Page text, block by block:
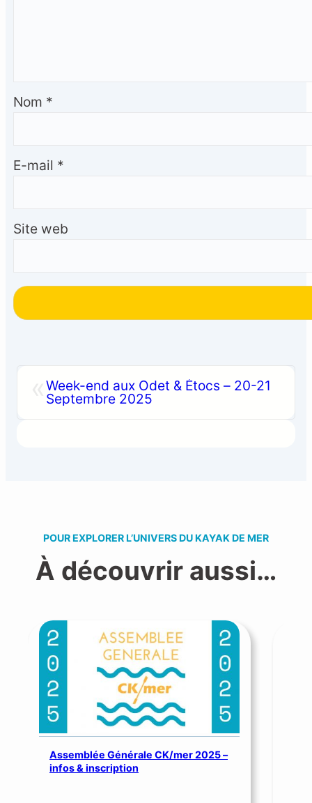
Nom *
E-mail *
Site web
Week-end aux Odet & Étocs – 20-21
Septembre 2025
POUR EXPLORER L’UNIVERS DU KAYAK DE MER
À découvrir aussi…
Assemblée Générale CK/mer 2025 –
infos & inscription